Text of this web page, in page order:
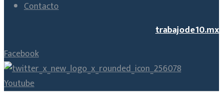
Contacto
trabajode10.mx
Facebook
Youtube